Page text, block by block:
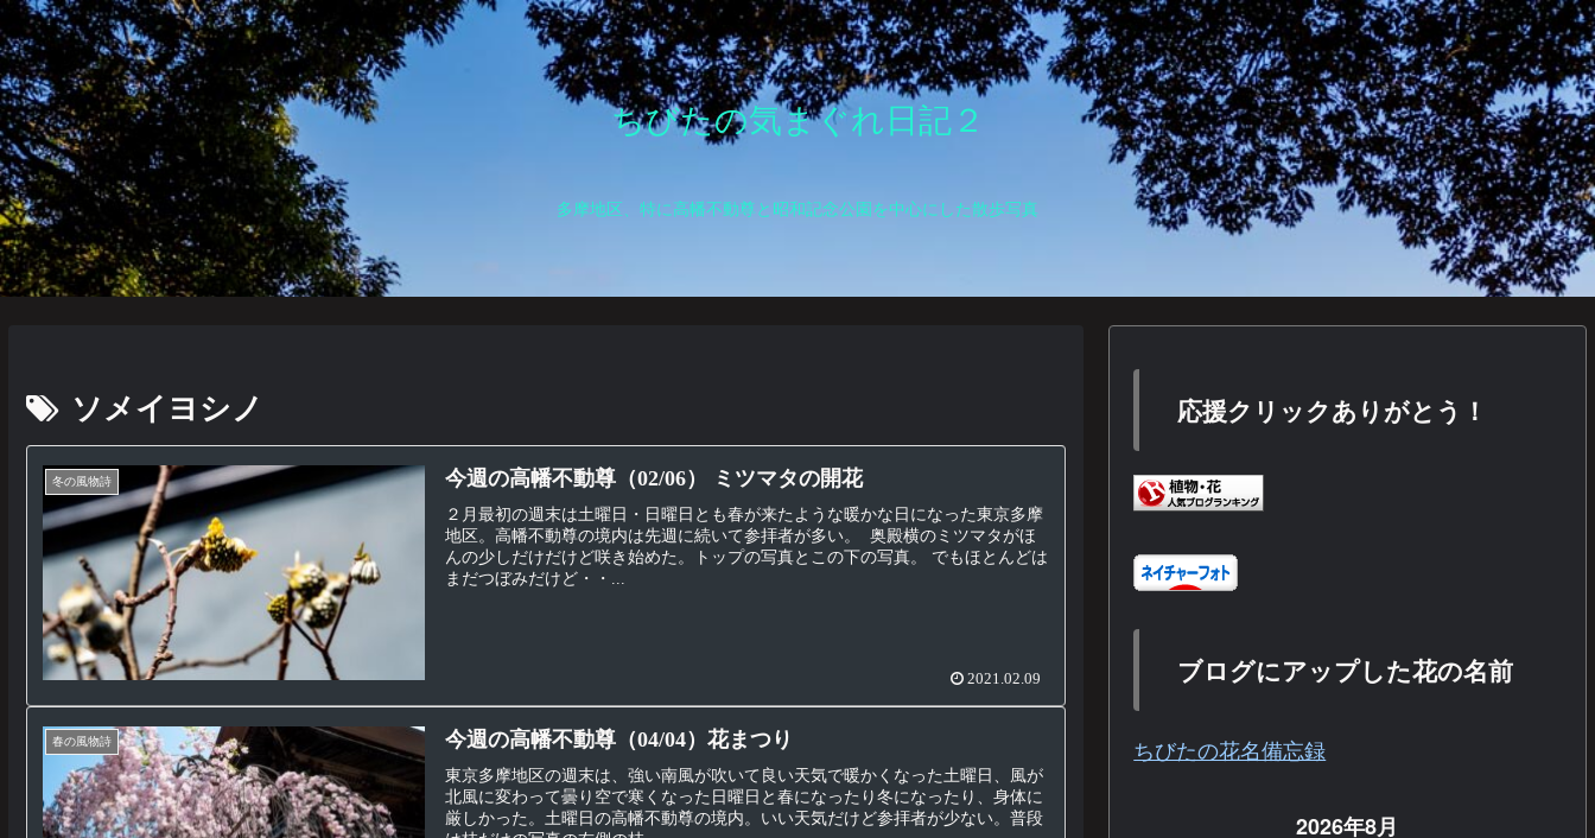
ちびたの気まぐれ日記２
多摩地区、特に高幡不動尊と昭和記念公園を中心にした散歩写真
ソメイヨシノ
冬の風物詩 今週の高幡不動尊（02/06） ミツマタの開花
２月最初の週末は土曜日・日曜日とも春が来たような暖かな日になった東京多摩
地区。高幡不動尊の境内は先週に続いて参拝者が多い。 奥殿横のミツマタがほ
んの少しだけだけど咲き始めた。トップの写真とこの下の写真。 でもほとんどは
まだつぼみだけど・・...
2021.02.09
春の風物詩 今週の高幡不動尊（04/04）花まつり
東京多摩地区の週末は、強い南風が吹いて良い天気で暖かくなった土曜日、風が
北風に変わって曇り空で寒くなった日曜日と春になったり冬になったり、身体に
厳しかった。土曜日の高幡不動尊の境内。いい天気だけど参拝者が少ない。普段
応援クリックありがとう！
ブログにアップした花の名前
ちびたの花名備忘録
2026年8月